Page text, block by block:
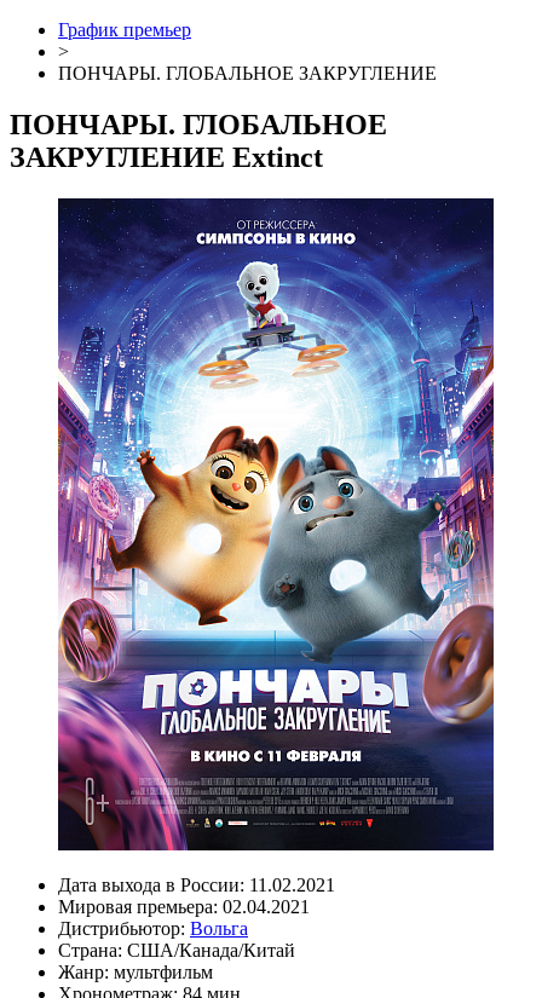
График премьер
>
ПОНЧАРЫ. ГЛОБАЛЬНОЕ ЗАКРУГЛЕНИЕ
ПОНЧАРЫ. ГЛОБАЛЬНОЕ
ЗАКРУГЛЕНИЕ Extinct
Дата выхода в России: 11.02.2021
Мировая премьера: 02.04.2021
Дистрибьютор: Вольга
Страна: США/Канада/Китай
Жанр: мультфильм
Хронометраж: 84 мин.